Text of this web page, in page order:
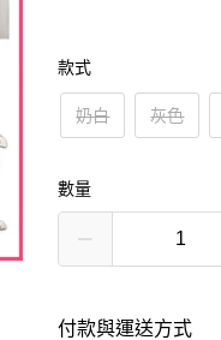
款式
奶白 灰色
數量
付款與運送方式